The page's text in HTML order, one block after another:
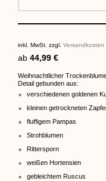
inkl. MwSt. zzgl. Versandkosten
ab 44,99 €
Weihnachtlicher
Detail gebunden aus:
verschiedenen goldenen
kleinen getrockneten
fluffigem Pampas
Strohblumen
Rittersporn
weißen Hortensien
gebleichtem Ruscus